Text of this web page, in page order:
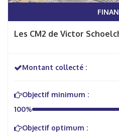
Les CM2 de Victor
Montant collecté :
Objectif minimum :
100%
Objectif optimum :